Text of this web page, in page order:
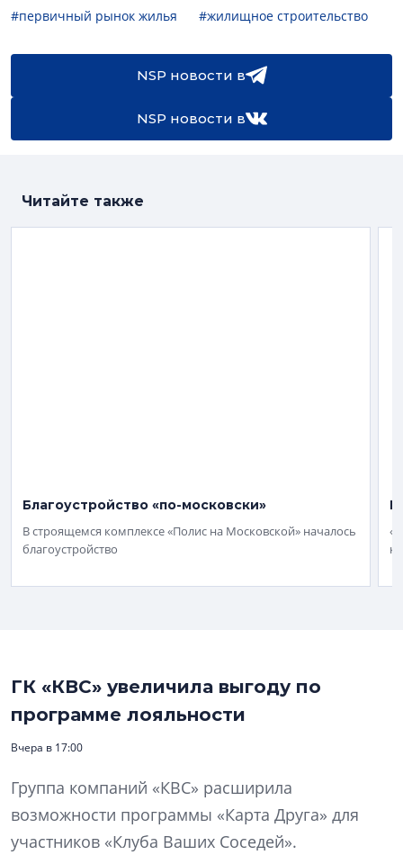
#первичный рынок жилья #жилищное строительство
NSP новости в
NSP новости в
Читайте также
Благоустройство «по-московски»
В строящемся комплексе «Полис на Московской» началось
благоустройство
ГК «КВС» увеличила выгоду по
программе лояльности
Вчера в 17:00
Группа компаний «КВС» расширила
возможности программы «Карта Друга» для
участников «Клуба Ваших Соседей».